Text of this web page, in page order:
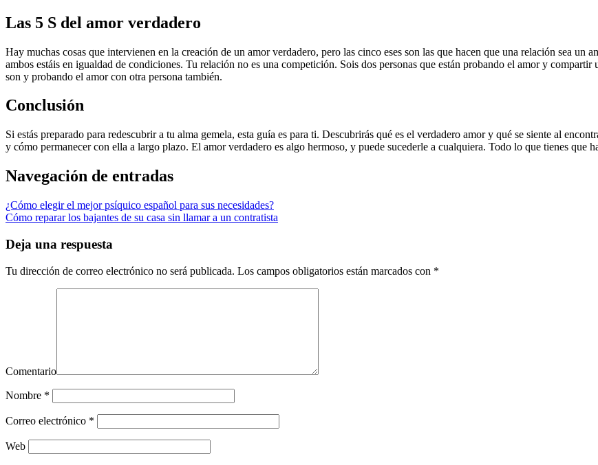
Las 5 S del amor verdadero
Hay muchas cosas que intervienen en la creación de un amor verdadero, pero las cinco eses son las que hacen que una relación sea un
ambos estáis en igualdad de condiciones. Tu relación no es una competición. Sois dos personas que están probando el amor y
son y probando el amor con otra persona también.
Conclusión
Si estás preparado para redescubrir a tu alma gemela, esta guía es para ti. Descubrirás qué es el verdadero amor y qué se siente al
y cómo permanecer con ella a largo plazo. El amor verdadero es algo hermoso, y puede sucederle a cualquiera. Todo lo que tienes que
Navegación de entradas
¿Cómo elegir el mejor psíquico español para sus necesidades?
Cómo reparar los bajantes de su casa sin llamar a un contratista
Deja una respuesta
Tu dirección de correo electrónico no será publicada. Los campos obligatorios están marcados con *
Comentario
Nombre *
Correo electrónico *
Web